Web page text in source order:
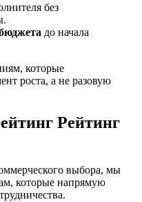
без
до начала
которые
роста, а не разовую
Рейтинг
выбора, мы
которые напрямую